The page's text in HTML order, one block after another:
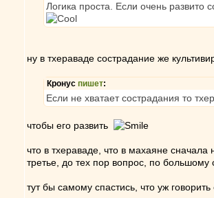
Логика проста. Если очень развито
ну в тхераваде сострадание же
Кронус пишет:
Если не хватает сострадания то
чтобы его развить
что в тхераваде, что в махаяне
третье, до тех пор вопрос, по
тут бы самому спастись, что уж